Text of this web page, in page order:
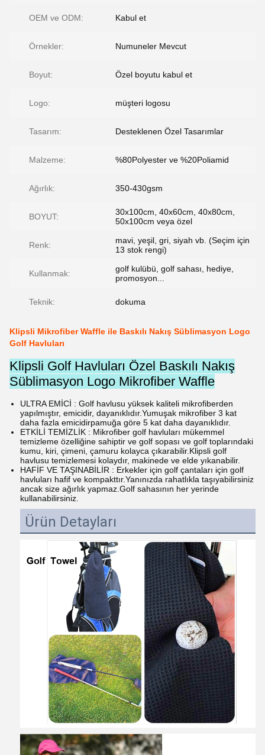
OEM ve ODM: Kabul et
Örnekler: Numuneler Mevcut
Boyut: Özel boyutu kabul et
Logo: müşteri logosu
Tasarım: Desteklenen Özel Tasarımlar
Malzeme: %80Polyester ve %20Poliamid
Ağırlık: 350-430gsm
BOYUT:
30x100cm, 40x60cm, 40x80cm,
50x100cm veya özel
Renk:
mavi, yeşil, gri, siyah vb. (Seçim için
13 stok rengi)
Kullanmak:
golf kulübü, golf sahası, hediye,
promosyon...
Teknik: dokuma
Klipsli Mikrofiber Waffle ile Baskılı Nakış Süblimasyon Logo
Golf Havluları
Klipsli Golf Havluları Özel Baskılı Nakış
Süblimasyon Logo Mikrofiber Waffle
ULTRA EMİCİ : Golf havlusu yüksek kaliteli mikrofiberden
yapılmıştır, emicidir, dayanıklıdır.Yumuşak mikrofiber 3 kat
daha fazla emicidirpamuğa göre 5 kat daha dayanıklıdır.
ETKİLİ TEMİZLİK : Mikrofiber golf havluları mükemmel
temizleme özelliğine sahiptir ve golf sopası ve golf toplarındaki
kumu, kiri, çimeni, çamuru kolayca çıkarabilir.Klipsli golf
havlusu temizlemesi kolaydır, makinede ve elde yıkanabilir.
HAFİF VE TAŞINABİLİR : Erkekler için golf çantaları için golf
havluları hafif ve kompakttır.Yanınızda rahatlıkla taşıyabilirsiniz
ancak size ağırlık yapmaz.Golf sahasının her yerinde
kullanabilirsiniz.
Ürün Detayları